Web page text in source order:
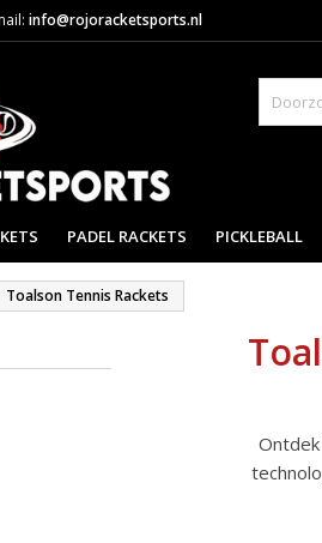
info@rojoracketsports.nl
PADEL RACKETS PICKLEBALL
Toalson Tennis Rackets